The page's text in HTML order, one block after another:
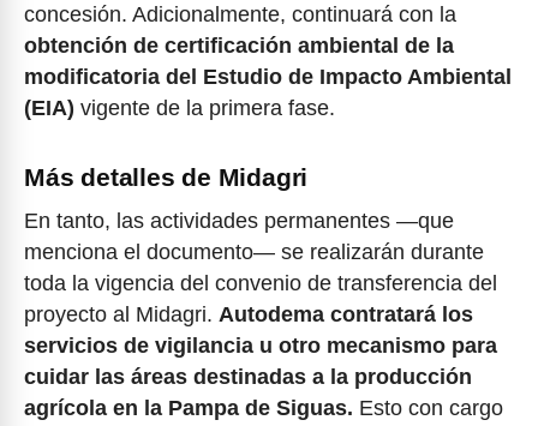
concesión. Adicionalmente, continuará con la
obtención de certificación ambiental de la
modificatoria del Estudio de Impacto Ambiental
(EIA) vigente de la primera fase.
Más detalles de Midagri
En tanto, las actividades permanentes —que
menciona el documento— se realizarán durante
toda la vigencia del convenio de transferencia del
proyecto al Midagri. Autodema contratará los
servicios de vigilancia u otro mecanismo para
cuidar las áreas destinadas a la producción
agrícola en la Pampa de Siguas. Esto con cargo